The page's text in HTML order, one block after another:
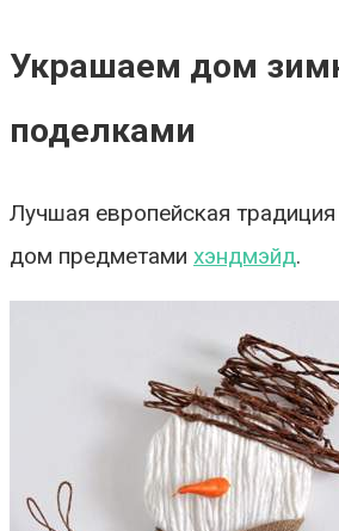
Украшаем дом
поделками
Лучшая европейская
дом предметами хэндмэйд.